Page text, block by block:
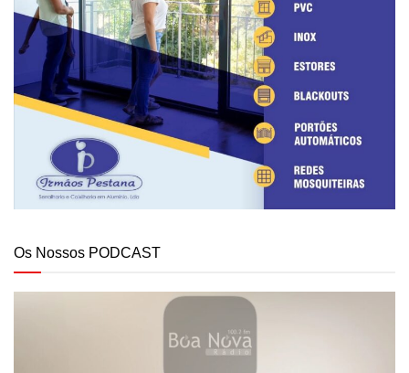
Os Nossos PODCAST